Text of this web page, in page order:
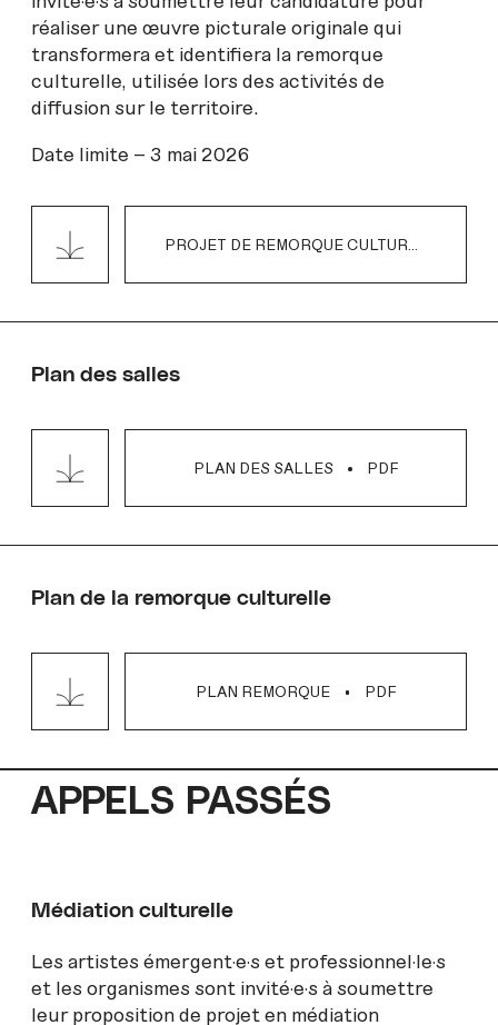
réaliser une œuvre picturale originale qui
transformera et identifiera la remorque
culturelle, utilisée lors des activités de
diffusion sur le territoire.
Date limite – 3 mai 2026
Plan des salles
PLAN DES SALLES PDF
Plan de la remorque culturelle
PLAN REMORQUE PDF
APPELS PASSÉS
Médiation culturelle
Les artistes émergent·e·s et professionnel·le·s
et les organismes sont invité·e·s à soumettre
leur proposition de projet en médiation